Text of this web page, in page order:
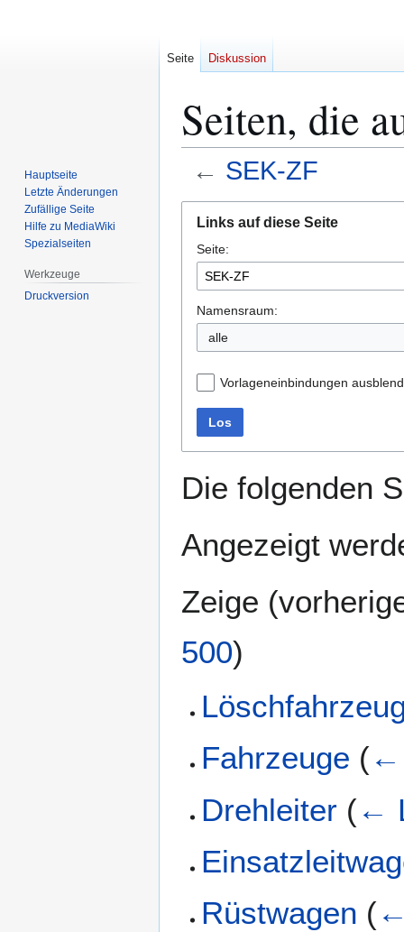
Seiten, die
← SEK-ZF
Navigation
springen
Suche
springen
Links auf diese Seite
Seite:
Namensraum:
alle
Vorlageneinbindungen
Los
Die folgenden
Angezeigt
Zeige (
500)
Fahrzeuge (←
Drehleiter (←
Rüstwagen (
Seite Diskussion
Hauptseite
Letzte Änderungen
Zufällige Seite
Hilfe zu MediaWiki
Spezialseiten
Werkzeuge
Druckversion